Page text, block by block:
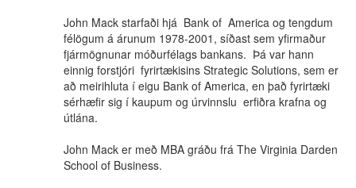
John Mack starfaði hjá Bank of America og tengdum
félögum á árunum 1978-2001, síðast sem yfirmaður
fjármögnunar móðurfélags bankans. Þá var hann
einnig forstjóri fyrirtækisins Strategic Solutions, sem er
að meirihluta í eigu Bank of America, en það fyrirtæki
sérhæfir sig í kaupum og úrvinnslu erfiðra krafna og
útlána.
John Mack er með MBA gráðu frá The Virginia Darden
School of Business.